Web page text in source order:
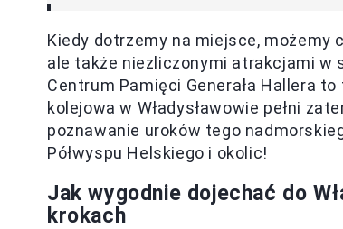
Kiedy dotrzemy na miejsce, możemy
ale także niezliczonymi atrakcjami w
Centrum Pamięci Generała Hallera
kolejowa w Władysławowie pełni
poznawanie uroków tego
Półwyspu Helskiego i okolic!
Jak wygodnie dojechać do
krokach